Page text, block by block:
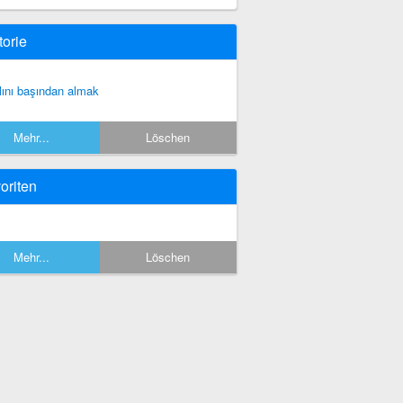
başından almak
Mehr... Löschen
Mehr... Löschen